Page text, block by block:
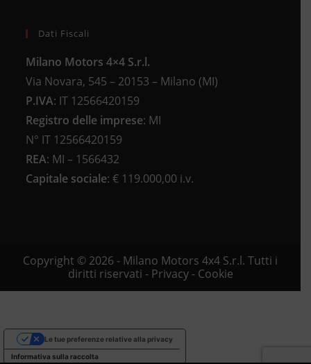
Dati Fiscali
Milano Motors 4×4 S.r.l.
Via Novara, 545 – 20153 – Milano (MI)
P.IVA: IT 12566420159
Registro delle imprese: MI
N° IT 12566420159
REA: MI – 1566432
Capitale sociale: € 119.000,00 i.v.
Copyright © 2026 - Milano Motors 4x4 S.r.l. Tutti i
diritti riservati - Privacy- Cookie
Informativa sulla raccolta
Le tue preferenze relative alla privacy